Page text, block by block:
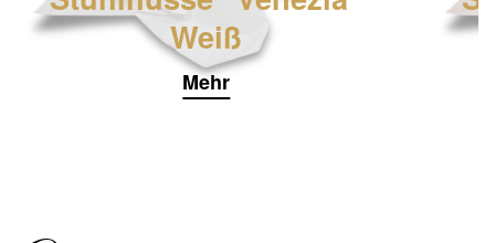
Weiß
Mehr